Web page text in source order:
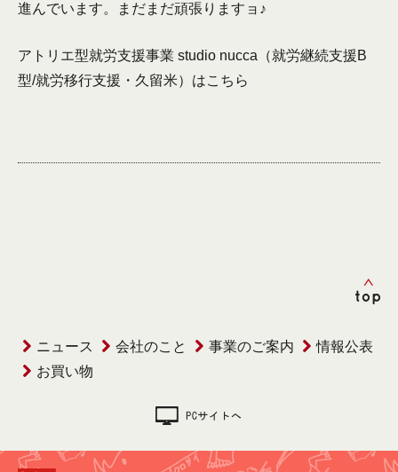
進んでいます。まだまだ頑張りますョ♪
アトリエ型就労支援事業 studio nucca（就労継続支援B
型/就労移行支援・久留米）はこちら
ニュース 会社のこと 事業のご案内
情報公表
お買い物